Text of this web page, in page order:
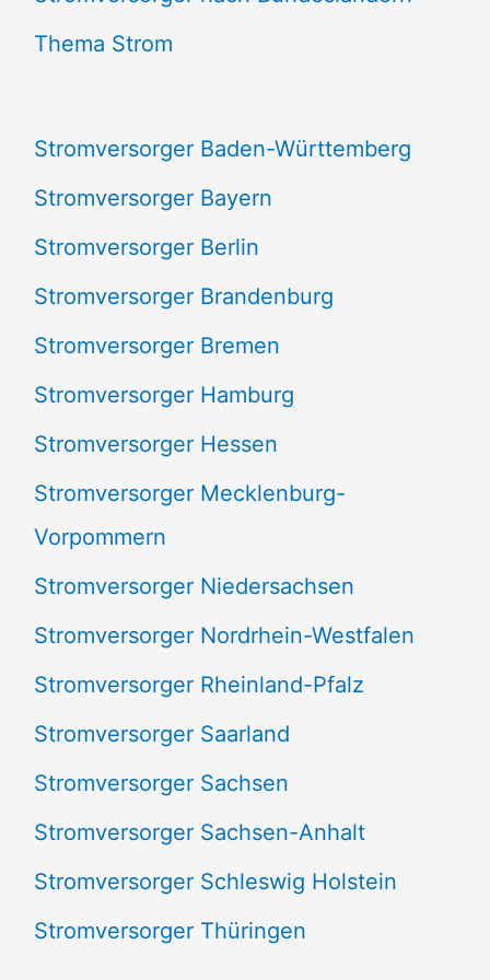
n
h
:
Thema Strom
Stromversorger Baden-Württemberg
Stromversorger Bayern
Stromversorger Berlin
Stromversorger Brandenburg
Stromversorger Bremen
Stromversorger Hamburg
Stromversorger Hessen
Stromversorger Mecklenburg-
Vorpommern
Stromversorger Niedersachsen
Stromversorger Nordrhein-Westfalen
Stromversorger Rheinland-Pfalz
Stromversorger Saarland
Stromversorger Sachsen
Stromversorger Sachsen-Anhalt
Stromversorger Schleswig Holstein
Stromversorger Thüringen